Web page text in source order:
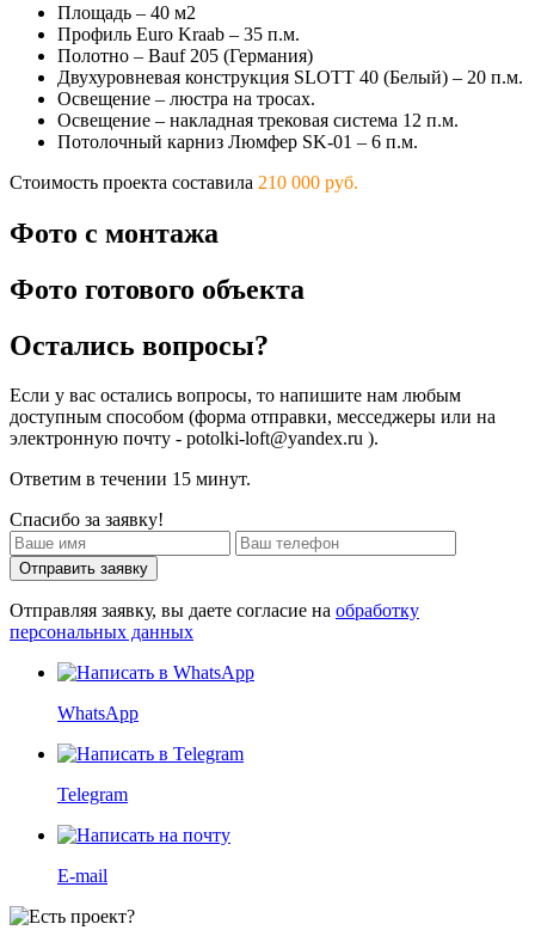
Площадь – 40 м2
Профиль Euro Kraab – 35 п.м.
Полотно – Bauf 205 (Германия)
Двухуровневая конструкция SLOTT 40 (Белый) – 20 п.м.
Освещение – люстра на тросах.
Освещение – накладная трековая система 12 п.м.
Потолочный карниз Люмфер SK-01 – 6 п.м.
Стоимость проекта составила 210 000 руб.
Фото с монтажа
Фото готового объекта
Остались вопросы?
Если у вас остались вопросы, то напишите нам любым
доступным способом (форма отправки, месседжеры или на
электронную почту - potolki-loft@yandex.ru ).
Ответим в течении 15 минут.
Спасибо за заявку!
Отправить заявку
Отправляя заявку, вы даете согласие на обработку
персональных данных
WhatsApp
Telegram
E-mail